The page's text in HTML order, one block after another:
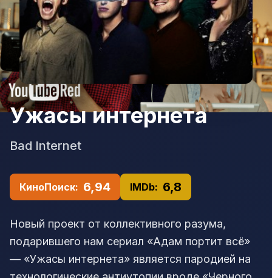
Ужасы интернета
Bad Internet
КиноПоиск: 6,94 IMDb: 6,8
Новый проект от коллективного разума,
подарившего нам сериал «Адам портит всё»
— «Ужасы интернета» является пародией на